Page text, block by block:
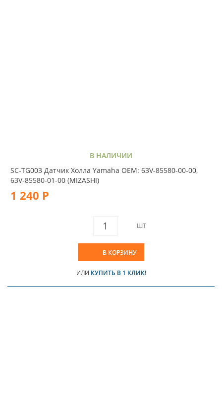
В НАЛИЧИИ
SC-TG003 Датчик Холла Yamaha OEM: 63V-85580-00-00,
63V-85580-01-00 (MIZASHI)
1 240 Р
ШТ
В КОРЗИНУ
ИЛИ КУПИТЬ В 1 КЛИК!